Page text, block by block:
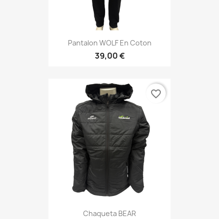
Pantalon WOLF En Coton
39,00 €
Chaqueta BEAR
favorite_border